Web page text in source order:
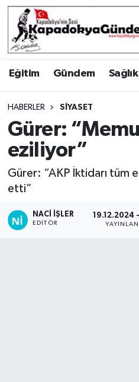
Eğitim Gündem Sağlık
HABERLER SIYASET
Gürer:
eziliyor”
Gürer: “AKP İktidarı tüm
etti”
NACI İŞLER
EDITÖR
19.12.2024
Hava Durumu
Trafik Durumu
Süper Lig Puan
Tüm Manşetler
Son Dakika Haberleri